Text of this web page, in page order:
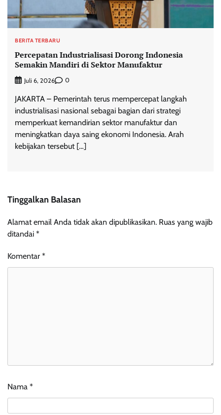
BERITA TERBARU
Percepatan Industrialisasi Dorong Indonesia
Semakin Mandiri di Sektor Manufaktur
Juli 6, 2026 0
JAKARTA – Pemerintah terus mempercepat langkah
industrialisasi nasional sebagai bagian dari strategi
memperkuat kemandirian sektor manufaktur dan
meningkatkan daya saing ekonomi Indonesia. Arah
kebijakan tersebut […]
Tinggalkan Balasan
Alamat email Anda tidak akan dipublikasikan. Ruas yang wajib
ditandai *
Komentar *
Nama *